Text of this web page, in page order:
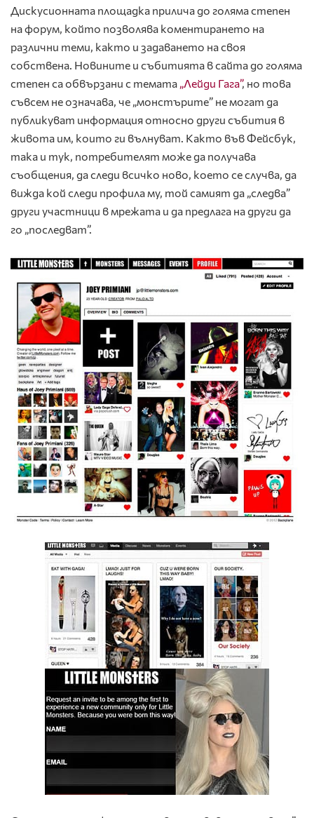
Дискусионната площадка прилича до голяма степен
на форум, който позволява коментирането на
различни теми, както и задаването на своя
собствена. Новините и събитията в сайта до голяма
степен са обвързани с темата „Лейди Гага”, но това
съвсем не означава, че „монстърите” не могат да
публикуват информация относно други събития в
живота им, които ги вълнуват. Както във Фейсбук,
така и тук, потребителят може да получава
съобщения, да следи всичко ново, което се случва, да
вижда кой следи профила му, той самият да „следва”
други участници в мрежата и да предлага на други да
го „последват”.